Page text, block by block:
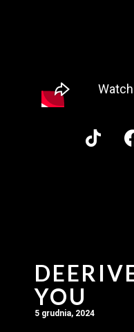
YOU
5 grudnia, 2024